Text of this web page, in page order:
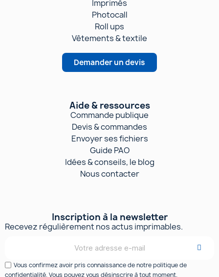
Imprimés
Photocall
Roll ups
Vêtements & textile
Demander un devis
Aide & ressources
Commande publique
Devis & commandes
Envoyer ses fichiers
Guide PAO
Idées & conseils, le blog
Nous contacter
Inscription à la newsletter
Recevez régulièrement nos actus imprimables.
Vous confirmez avoir pris connaissance de notre politique de
confidentialité. Vous pouvez vous désinscrire à tout moment.